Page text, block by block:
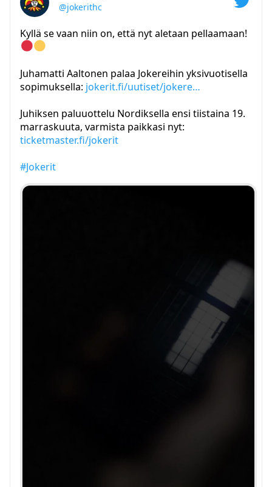
@jokerithc
Kyllä se vaan niin on, että nyt aletaan pellaamaan!
Juhamatti Aaltonen palaa Jokereihin yksivuotisella
sopimuksella: jokerit.fi/uutiset/jokere…
Juhiksen paluuottelu Nordiksella ensi tiistaina 19.
marraskuuta, varmista paikkasi nyt:
ticketmaster.fi/jokerit
#Jokerit